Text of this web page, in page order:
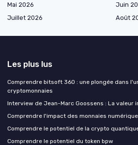
Mai 2026
Juin
Juillet 2026
Août
Les plus lus
Comprendre bitsoft 360 : une plongée dans
cryptomonnaies
Interview de Jean-Marc Goossens : La valeur
Comprendre l'impact des monnaies
Comprendre le potentiel de la crypto
Comprendre le potentiel du token bpw